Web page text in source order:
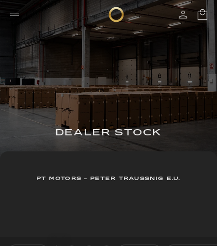
DEALER STOCK
PT MOTORS - PETER TRAUSSNIG E.U.